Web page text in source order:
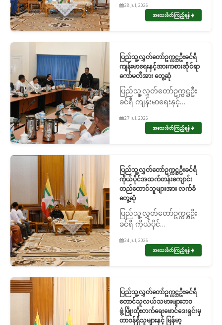
လက်ခံတွေ့ဆုံ
28 Jul, 2026
အသေးစိတ်ကြည့်ရန်
ပြည်သူ့လွှတ်တော်ဥက္ကဋ္ဌဦးခင်ရီ
ကျန်းမာရေးနှင့်အားကစားဆိုင်ရာ
ကော်မတီအား တွေ့ဆုံ
ပြည်သူ့လွှတ်တော်ဥက္ကဋ္ဌဦး
ခင်ရီ ကျန်းမာရေးနှင့်
အား တွေ့ဆုံ
27 Jul, 2026
အသေးစိတ်ကြည့်ရန်
ပြည်သူ့လွှတ်တော်ဥက္ကဋ္ဌဦးခင်ရီ
ကိုယ်ပိုင်အထက်တန်းကျောင်း
တည်ထောင်သူများအား လက်ခံ
တွေ့ဆုံ
ပြည်သူ့လွှတ်တော်ဥက္ကဋ္ဌဦး
ခင်ရီ ကိုယ်ပိုင်
တည်ထောင်သူများအား
လက်ခံတွေ့ဆုံ
24 Jul, 2026
အသေးစိတ်ကြည့်ရန်
ပြည်သူ့လွှတ်တော်ဥက္ကဋ္ဌဦးခင်ရီ
တောင်သူလယ်သမားများဘဝ
ဖွံ့ဖြိုးတိုးတက်ရေးဖောင်ဒေးရှင်းမှ
တာဝန်ရှိသူများနှင့် မြန်မာ့